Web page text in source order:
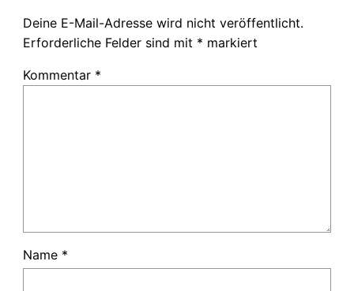
Deine E-Mail-Adresse wird nicht veröffentlicht.
Erforderliche Felder sind mit * markiert
Kommentar *
Name *